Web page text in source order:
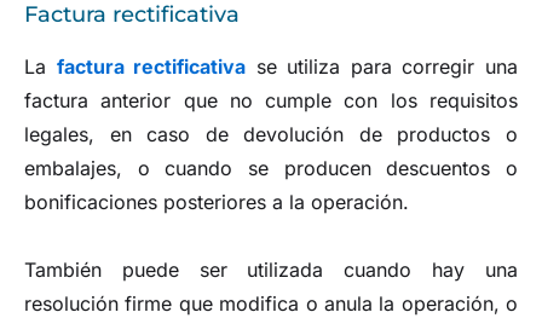
Factura rectificativa
La factura rectificativa se utiliza para corregir una
factura anterior que no cumple con los requisitos
legales, en caso de devolución de productos o
embalajes, o cuando se producen descuentos o
bonificaciones posteriores a la operación.
También puede ser utilizada cuando hay una
resolución firme que modifica o anula la operación, o